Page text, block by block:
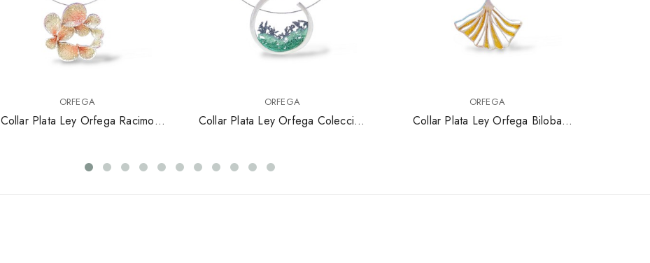
ORFEGA
Collar Plata Ley Orfega Racimo
ORFEGA
Collar Plata Ley Orfega Colección
ORFEGA
Collar Plata Ley Orfega Biloba